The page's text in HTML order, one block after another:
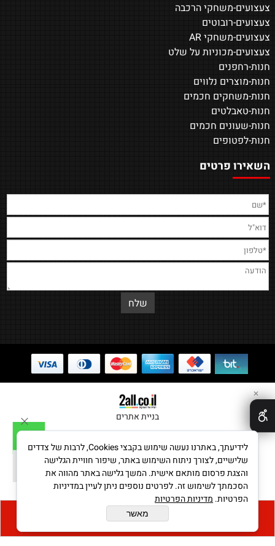
הוסף לסל
צעצועים-משחקי הרכבה
צעצועים-רובוטים
צעצועים-משחקי AR
צעצועים-מכוניות על שלט
חנות-רחפנים
חנות-מוצרים נלווים
חנות-משחקים חכמים
חנות-טאבלטים
חנות-שעונים חכמים
חנות-לפטופים
השאירו פרטים
בניית אתרים
✕
לידיעתך, באתרנו נעשה שימוש בקבצי Cookies, לרבות של צדדים
שלישיים, לצורך ניתוח השימוש באתר, שיפור חוויית הגלישה
והצגת פרסום מותאם אישית. המשך גלישה באתר מהווה את
הסכמתך לשימוש זה. לפרטים נוספים ניתן לעיין במדיניות
הפרטיות. מדיניות הפרטיות
מאשר